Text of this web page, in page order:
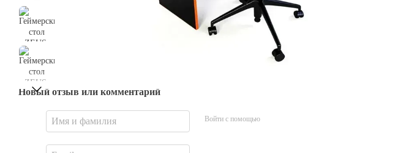
Новый отзыв или комментарий
Войти с помощью